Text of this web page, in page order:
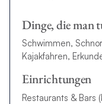
Dinge, die man
Schwimmen,
Kajakfahren,
Einrichtungen
Restaurants & Bars